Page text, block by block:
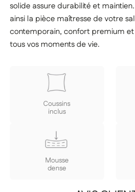
solide assure durabilité et
ainsi la pièce maîtresse de votre
contemporain, confort premium
tous vos moments de vie.
Coussins
inclus
Mousse
dense